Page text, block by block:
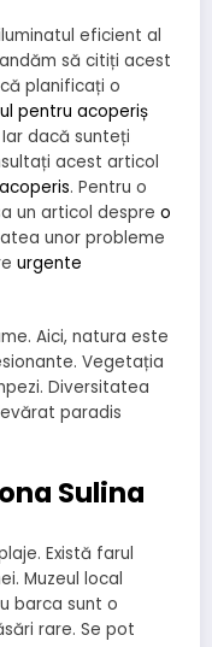
eficient al
să citiți acest
planificați o
pentru acoperiș
dacă sunteți
acest articol
. Pentru o
un articol despre o
unor probleme
urgente
Aici, natura este
Vegetația
Diversitatea
paradis
Sulina
Există farul
Muzeul local
barca sunt o
rare. Se pot